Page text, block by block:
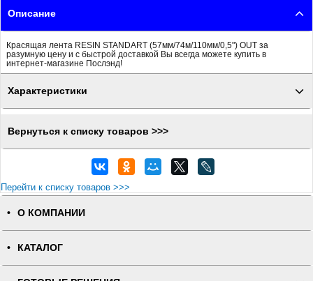
Описание
Красящая лента RESIN STANDART (57мм/74м/110мм/0,5") OUT за
разумную цену и с быстрой доставкой Вы всегда можете купить в
интернет-магазине Послэнд!
Характеристики
Вернуться к списку товаров >>>
Перейти к списку товаров >>>
О КОМПАНИИ
КАТАЛОГ